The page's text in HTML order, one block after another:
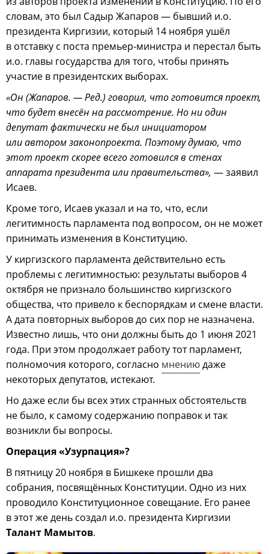
словам, это был Садыр Жапаров — бывший и.о.
президента Киргизии, который 14 ноября ушёл
в отставку с поста премьер-министра и перестал быть
и.о. главы государства для того, чтобы принять
участие в президентских выборах.
«Он (Жапаров. — Ред.) говорил, что готовится проект,
что будет внесён на рассмотрение. Но ни один
депутат фактически не был инициатором
или автором законопроекта. Поэтому думаю, что
этот проект скорее всего готовился в стенах
аппарата президента или правительства», — заявил
Исаев.
Кроме того, Исаев указал и на то, что, если
легитимность парламента под вопросом, он не может
принимать изменения в Конституцию.
У киргизского парламента действительно есть
проблемы с легитимностью: результаты выборов 4
октября не признало большинство киргизского
общества, что привело к беспорядкам и смене власти.
А дата повторных выборов до сих пор не назначена.
Известно лишь, что они должны быть до 1 июня 2021
года. При этом продолжает работу тот парламент,
полномочия которого, согласно мнениюдаже
некоторых депутатов, истекают.
Но даже если бы всех этих странных обстоятельств
не было, к самому содержанию поправок и так
возникли бы вопросы.
Операция «Узурпация»?
В пятницу 20 ноября в Бишкеке прошли два
собрания, посвящённых Конституции. Одно из них
проводило Конституционное совещание. Его ранее
в этот же день создал и.о. президента Киргизии
Талант Мамытов.